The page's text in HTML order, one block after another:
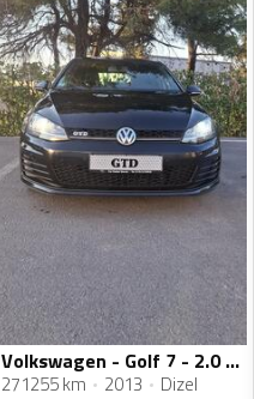
Volkswagen - Golf 7 - 2.0 TDI GTD
271255 km 2013 Dizel